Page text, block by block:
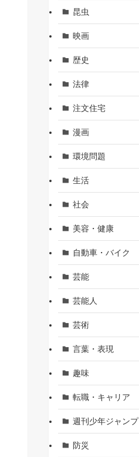
昆虫
映画
歴史
法律
注文住宅
漫画
環境問題
生活
社会
美容・健康
自動車・バイク
芸能
芸能人
芸術
言葉・表現
趣味
転職・キャリア
週刊少年ジャンプ
防災